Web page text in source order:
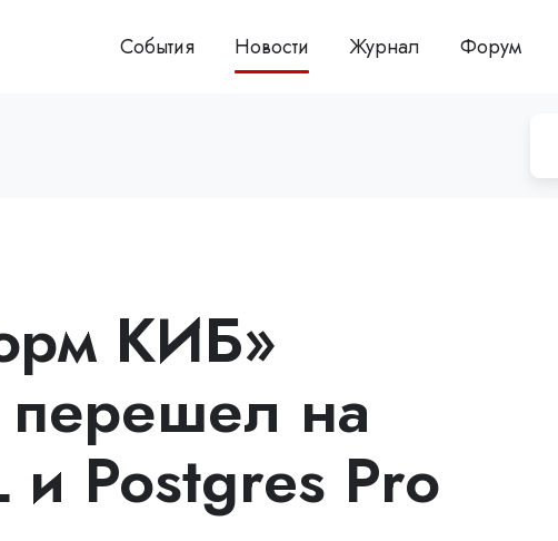
События Новости Журнал Форум
КИБ»
на
и Postgres Pro